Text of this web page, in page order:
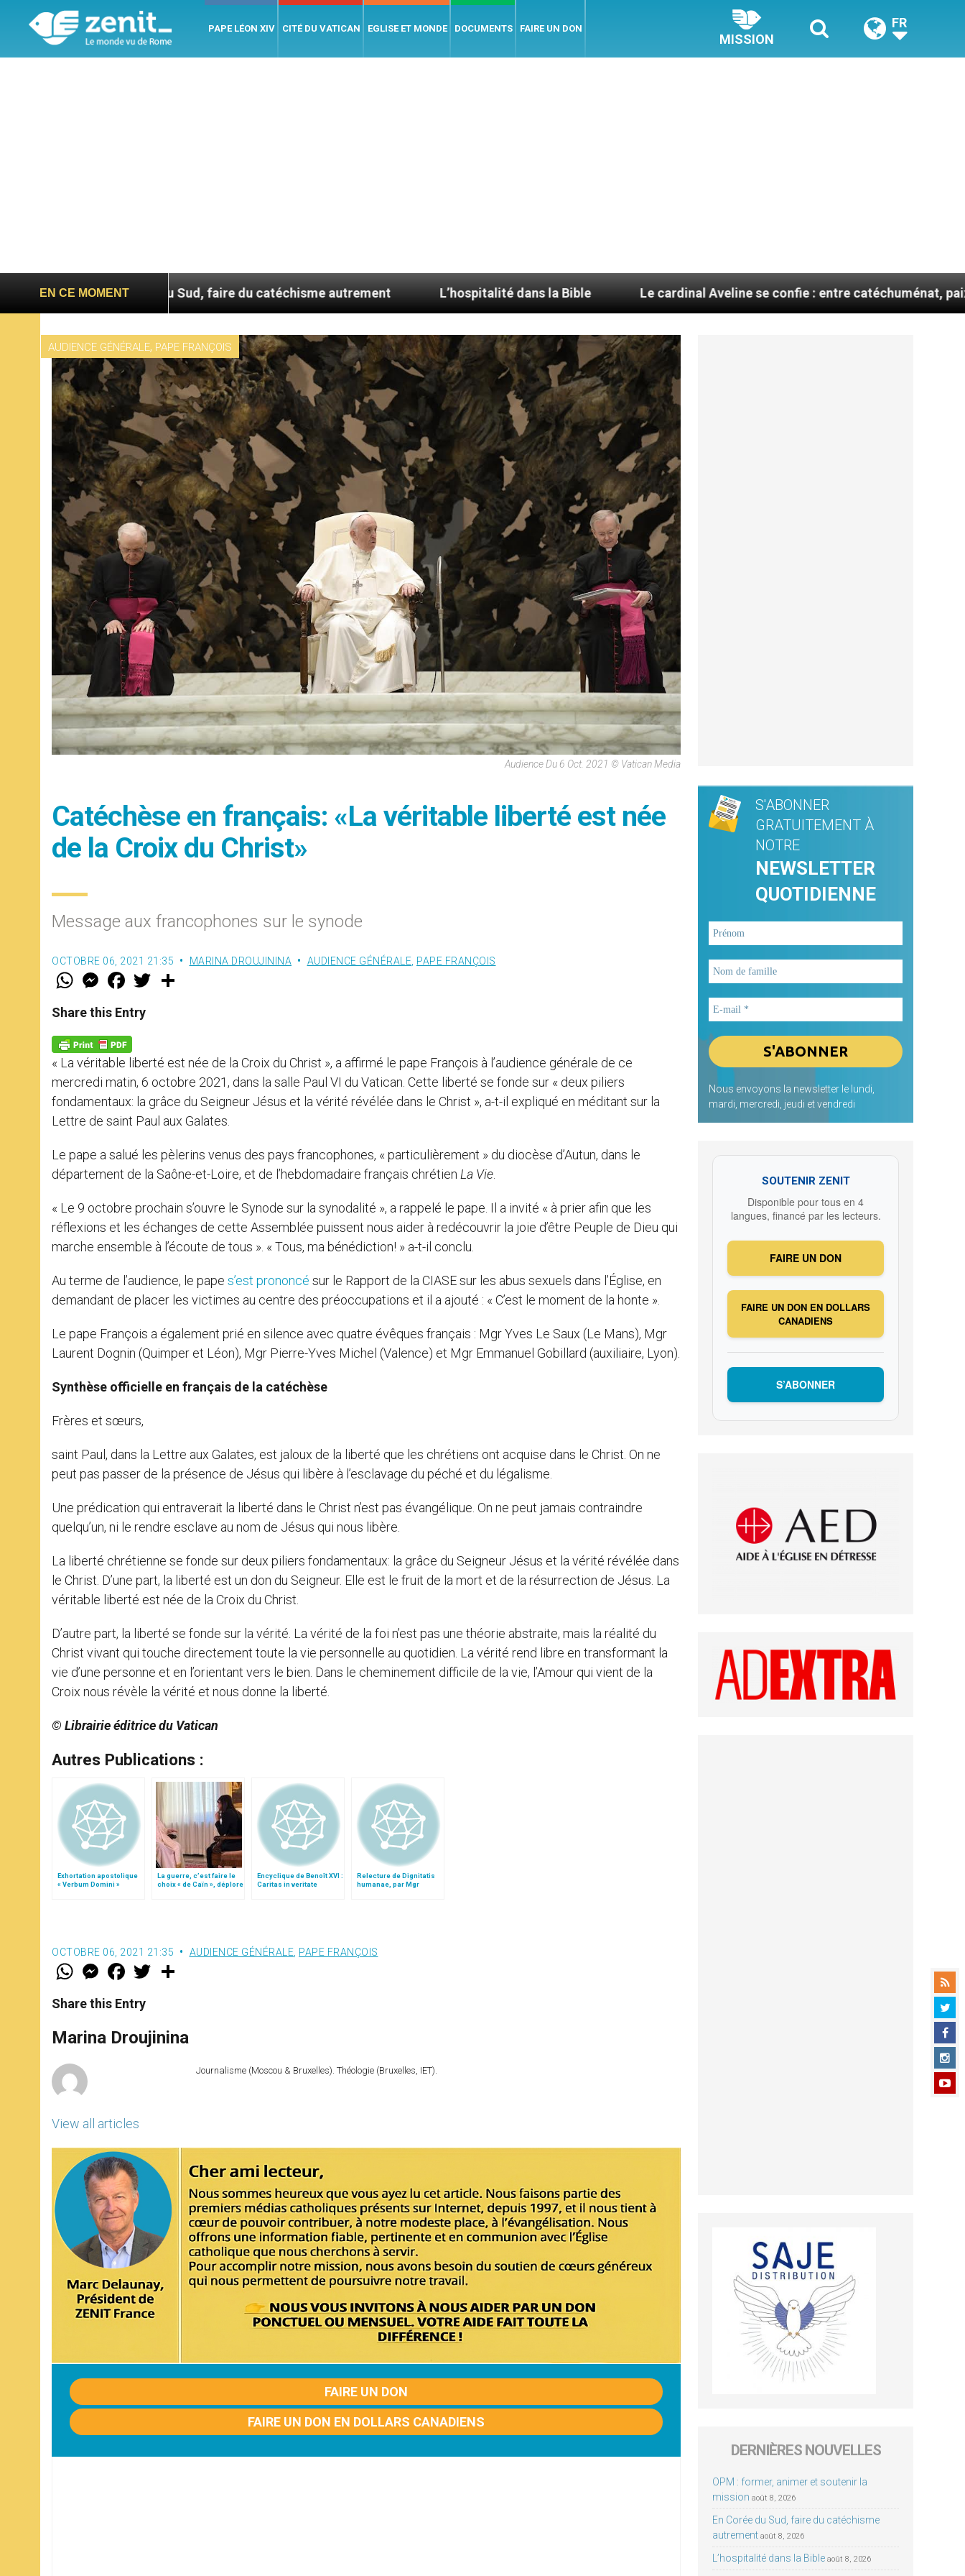
PAPE LÉON XIV CITÉ DU VATICAN EGLISE ET MONDE DOCUMENTS FAIRE UN DON
MISSION
FR
EN CE MOMENT
En Corée du Sud, faire du catéchisme autrement L’hospitalité dans la Bible Le cardinal Aveline se confie : entre catéchuménat, paix et défis
AUDIENCE GÉNÉRALE, PAPE FRANÇOIS
Audience Du 6 Oct. 2021 © Vatican Media
Catéchèse en français: «La véritable liberté est née
de la Croix du Christ»
Message aux francophones sur le synode
OCTOBRE 06, 2021 21:35 MARINA DROUJININA AUDIENCE GÉNÉRALE PAPE FRANÇOIS
W
t
s
p
p
M
e
s
e
g
e
r
F
a
e
b
o
k
w
Share this Entry
« La véritable liberté est née de la Croix du Christ », a affirmé le pape François à l’audience générale de ce
mercredi matin, 6 octobre 2021, dans la salle Paul VI du Vatican. Cette liberté se fonde sur « deux piliers
fondamentaux: la grâce du Seigneur Jésus et la vérité révélée dans le Christ », a-t-il expliqué en méditant sur la
Lettre de saint Paul aux Galates.
Le pape a salué les pèlerins venus des pays francophones, « particulièrement » du diocèse d’Autun, dans le
département de la Saône-et-Loire, et de l’hebdomadaire français chrétien La Vie
« Le 9 octobre prochain s’ouvre le Synode sur la synodalité », a rappelé le pape. Il a invité « à prier afin que les
réflexions et les échanges de cette Assemblée puissent nous aider à redécouvrir la joie d’être Peuple de Dieu qui
marche ensemble à l’écoute de tous ». « Tous, ma bénédiction! » a-t-il conclu.
Au terme de l’audience, le pape s’est prononcé sur le Rapport de la CIASE sur les abus sexuels dans l’Église, en
demandant de placer les victimes au centre des préoccupations et il a ajouté : « C’est le moment de la honte ».
Le pape François a également prié en silence avec quatre évêques français : Mgr Yves Le Saux (Le Mans), Mgr
Laurent Dognin (Quimper et Léon), Mgr Pierre-Yves Michel (Valence) et Mgr Emmanuel Gobillard (auxiliaire, Lyon).
Synthèse officielle en français de la catéchèse
Frères et sœurs,
saint Paul, dans la Lettre aux Galates, est jaloux de la liberté que les chrétiens ont acquise dans le Christ. On ne
peut pas passer de la présence de Jésus qui libère à l’esclavage du péché et du légalisme.
Une prédication qui entraverait la liberté dans le Christ n’est pas évangélique. On ne peut jamais contraindre
quelqu’un, ni le rendre esclave au nom de Jésus qui nous libère.
La liberté chrétienne se fonde sur deux piliers fondamentaux: la grâce du Seigneur Jésus et la vérité révélée dans
le Christ. D’une part, la liberté est un don du Seigneur. Elle est le fruit de la mort et de la résurrection de Jésus. La
véritable liberté est née de la Croix du Christ.
D’autre part, la liberté se fonde sur la vérité. La vérité de la foi n’est pas une théorie abstraite, mais la réalité du
Christ vivant qui touche directement toute la vie personnelle au quotidien. La vérité rend libre en transformant la
vie d’une personne et en l’orientant vers le bien. Dans le cheminement difficile de la vie, l’Amour qui vient de la
Croix nous révèle la vérité et nous donne la liberté.
© Librairie éditrice du Vatican
Autres Publications :
Exhortation apostolique
« Verbum Domini »
La guerre, c’est faire le
choix « de Caïn », déplore
Encyclique de Benoît XVI :
Caritas in veritate
Relecture de Dignitatis
humanae, par Mgr
OCTOBRE 06, 2021 21:35 AUDIENCE GÉNÉRALE PAPE FRANÇOIS
W
t
s
p
p
M
e
s
e
g
e
F
a
e
b
o
k
w
r
Share this Entry
Marina Droujinina
View all articles
Journalisme (Moscou & Bruxelles). Théologie (Bruxelles, IET).
FAIRE UN DON
FAIRE UN DON EN DOLLARS CANADIENS
S'ABONNER
GRATUITEMENT À
NOTRE
NEWSLETTER
QUOTIDIENNE
Nous envoyons la newsletter le lundi,
mardi, mercredi, jeudi et vendredi
SOUTENIR ZENIT
Disponible pour tous en 4
langues, financé par les lecteurs.
FAIRE UN DON
FAIRE UN DON EN DOLLARS
CANADIENS
S’ABONNER
DERNIÈRES NOUVELLES
OPM : former, animer et soutenir la
mission août 8, 2026
En Corée du Sud, faire du catéchisme
autrement août 8, 2026
L’hospitalité dans la Bible août 8, 2026